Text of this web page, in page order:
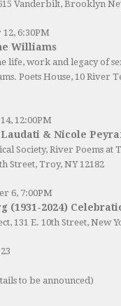
Vanderbilt, Brooklyn
6:30PM
Williams
life, work and legacy of
Poets House, 10 River
12:00PM
& Nicole
Society, River Poems at
Street, Troy, NY 12182
6, 7:00PM
(1931-2024)
131 E. 10th Street, New
to be announced)